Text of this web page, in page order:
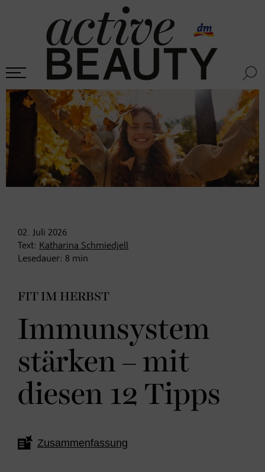
02. Juli 2026
Text: Katharina Schmiedjell
Lesedauer: 8 min
FIT IM HERBST
Immunsystem
stärken – mit
diesen 12 Tipps
Zusammenfassung